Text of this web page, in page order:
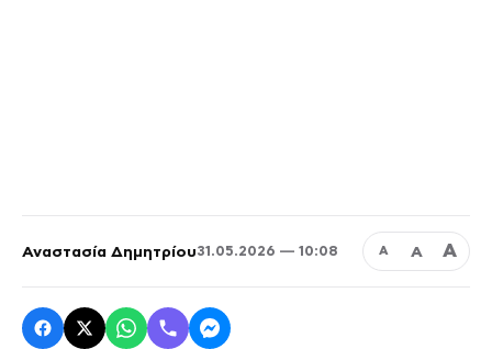
Αναστασία Δημητρίου31.05.2026 — 10:08 Α Α Α